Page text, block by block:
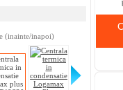
(inainte/inapoi)